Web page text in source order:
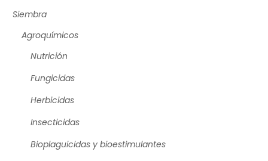
Siembra
Agroquímicos
Nutrición
Fungicidas
Herbicidas
Insecticidas
Bioplaguicidas y bioestimulantes